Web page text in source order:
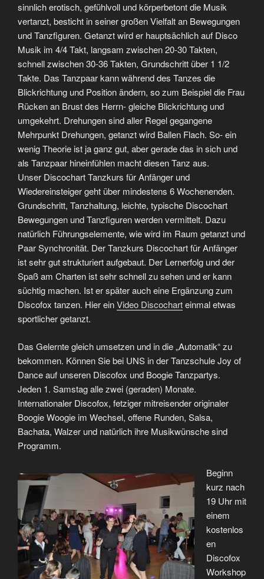
sinnlich erotisch, gefühlvoll und körperbetont die Musik
vertanzt, besticht in seiner großen Vielfalt an Bewegungen
und Tanzfiguren. Getanzt wird er hauptsächlich auf Disco
Musik im 4/4 Takt, langsam zwischen 20-30 Takten,
schnell zwischen 30-36 Takten, Grundschritt über 1 1/2
Takte. Das Tanzpaar kann während des Tanzes die
Blickrichtung und Position ändern, so zum Beispiel die Frau
Rücken an Brust des Herrn- gleiche Blickrichtung und
umgekehrt. Drehungen sind aller Regel gegangene
Mehrpunkt Drehungen, getanzt wird Ballen Flach. So- ein
wenig Theorie ist ja ganz gut, aber gerade das in sich und
als Tanzpaar hineinfühlen macht diesen Tanz aus.
Unser Discochart Tanzkurs für Anfänger und
Wiedereinsteiger geht über mindestens 6 Wochenenden.
Grundschritt, Tanzhaltung, leichte, typische Discochart
Bewegungen und Tanzfiguren werden vermittelt. Dazu
natürlich Führungselemente, wie wird im Raum getanzt und
Paar Synchronität. Der Tanzkurs Discochart für Anfänger
ist sehr gut strukturiert aufgebaut. Der Lernerfolg und der
Spaß am Charten ist sehr schnell zu sehen und er kann
süchtig machen. Ist er später auch eine Ergänzung zum
Discofox tanzen. Hier einVideo Discocharteinmal etwas
sportlicher getanzt.
Das Gelernte gleich umsetzen und in die „Automatik“ zu
bekommen. Können Sie bei UNS in der Tanzschule Joy of
Dance auf unseren Discofox und Boogie Tanzpartys.
Jeden 1. Samstag alle zwei (geraden) Monate.
Internationaler Discofox, fetziger mitreisender originaler
Boogie Woogie im Wechsel, offene Runden, Salsa,
Bachata, Walzer und natürlich ihre Musikwünsche sind
Programm.
Beginn
kurz nach
19 Uhr mit
einem
kostenlos
en
Discofox
Workshop